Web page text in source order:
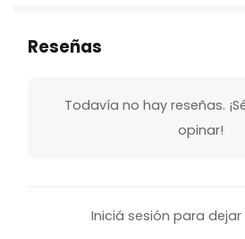
Reseñas
Todavía no hay reseñas.
opinar!
Iniciá sesión para dejar